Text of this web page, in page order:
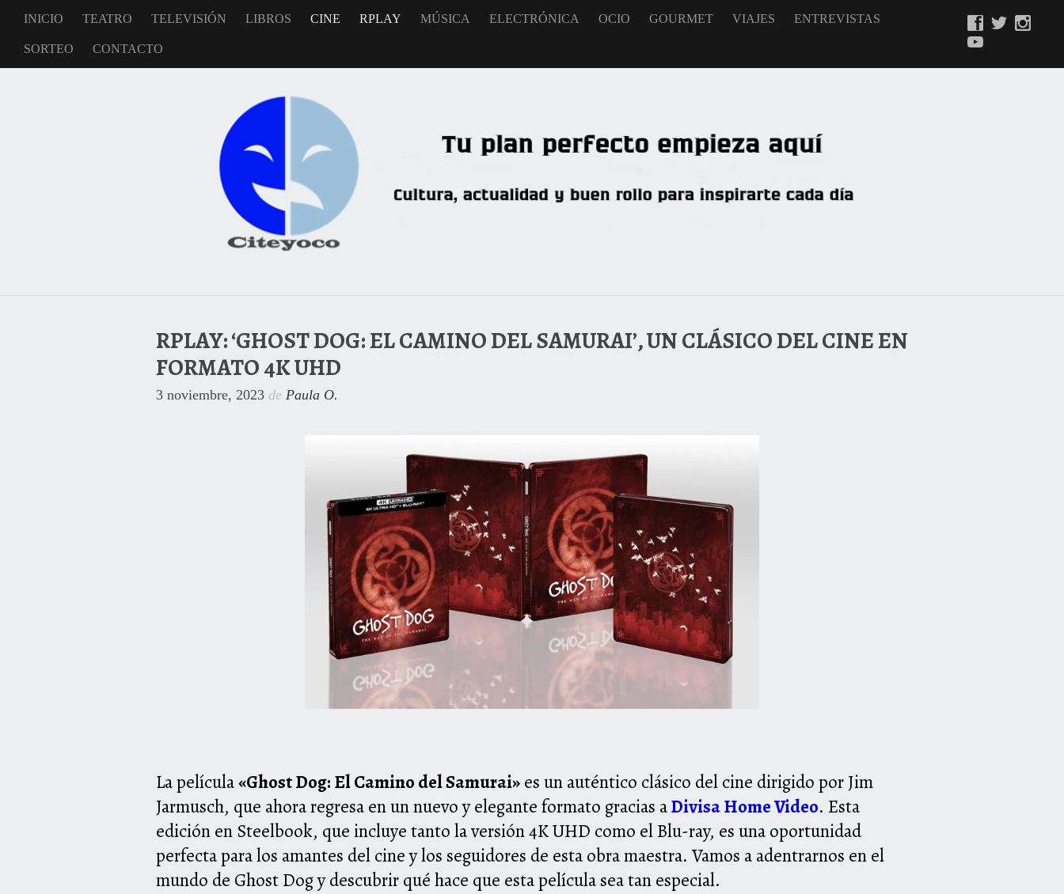
INICIO TEATRO TELEVISIÓN LIBROS CINE RPLAY MÚSICA ELECTRÓNICA OCIO GOURMET VIAJES ENTREVISTAS
SORTEO CONTACTO
RPLAY: ‘GHOST DOG: EL CAMINO DEL SAMURAI’, UN CLÁSICO DEL CINE EN
FORMATO 4K UHD
3 noviembre, 2023 de Paula O.
La película«Ghost Dog: El Camino del Samurai»es un auténtico clásico del cine dirigido por Jim
Jarmusch, que ahora regresa en un nuevo y elegante formato gracias aDivisa Home Video. Esta
edición en Steelbook, que incluye tanto la versión 4K UHD como el Blu-ray, es una oportunidad
perfecta para los amantes del cine y los seguidores de esta obra maestra. Vamos a adentrarnos en el
mundo de Ghost Dog y descubrir qué hace que esta película sea tan especial.